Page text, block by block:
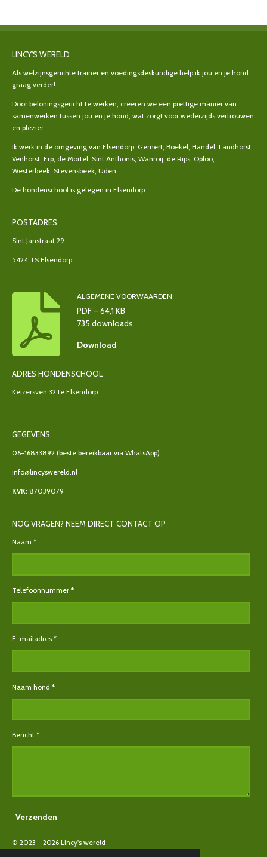
LINCY'S WERELD
Als welzijnsgerichte trainer en voedingsdeskundige help ik jou en je hond
graag verder!
Door beloningsgericht te werken, creëren we een prettige manier van
samenwerken tussen jou en je hond, wat zorgt voor wederzijds vertrouwen
en plezier.
Ik werk in de omgeving van Elsendorp, Gemert, Boekel, Handel, Landhorst,
Venhorst, Erp, de Mortel, Sint Anthonis, Wanroij, de Rips, Oploo,
Westerbeek, Stevensbeek, Uden.
De hondenschool is gelegen in Elsendorp.
POSTADRES
Sint Janstraat 29
5424 TS Elsendorp
ALGEMENE VOORWAARDEN
PDF – 64,1 KB
735 downloads
Download
ADRES HONDENSCHOOL
Keizersven 32 te Elsendorp
GEGEVENS
06-16833892 (beste bereikbaar via WhatsApp)
info@lincyswereld.nl
KVK: 87039079
NOG VRAGEN? NEEM DIRECT CONTACT OP
Naam *
Telefoonnummer *
E-mailadres *
Naam hond *
Bericht *
Verzenden
© 2023 - 2026 Lincy's wereld